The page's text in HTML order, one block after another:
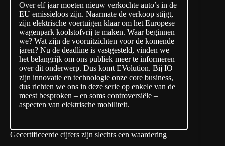
Over elf jaar moeten nieuw verkochte auto’s in de
EU emissieloos zijn. Naarmate de verkoop stijgt,
zijn elektrische voertuigen klaar om het Europese
wagenpark koolstofvrij te maken. Waar beginnen
we? Wat zijn de vooruitzichten voor de komende
jaren? Nu de deadline is vastgesteld, vinden we
het belangrijk om ons publiek meer te informeren
over dit onderwerp. Dus komt EVolution. Bij IO
zijn innovatie en technologie onze core business,
dus richten we ons in deze serie op enkele van de
meest besproken – en soms controversiële –
aspecten van elektrische mobiliteit.
Gecertificeerde cijfers zijn slechts een waardering